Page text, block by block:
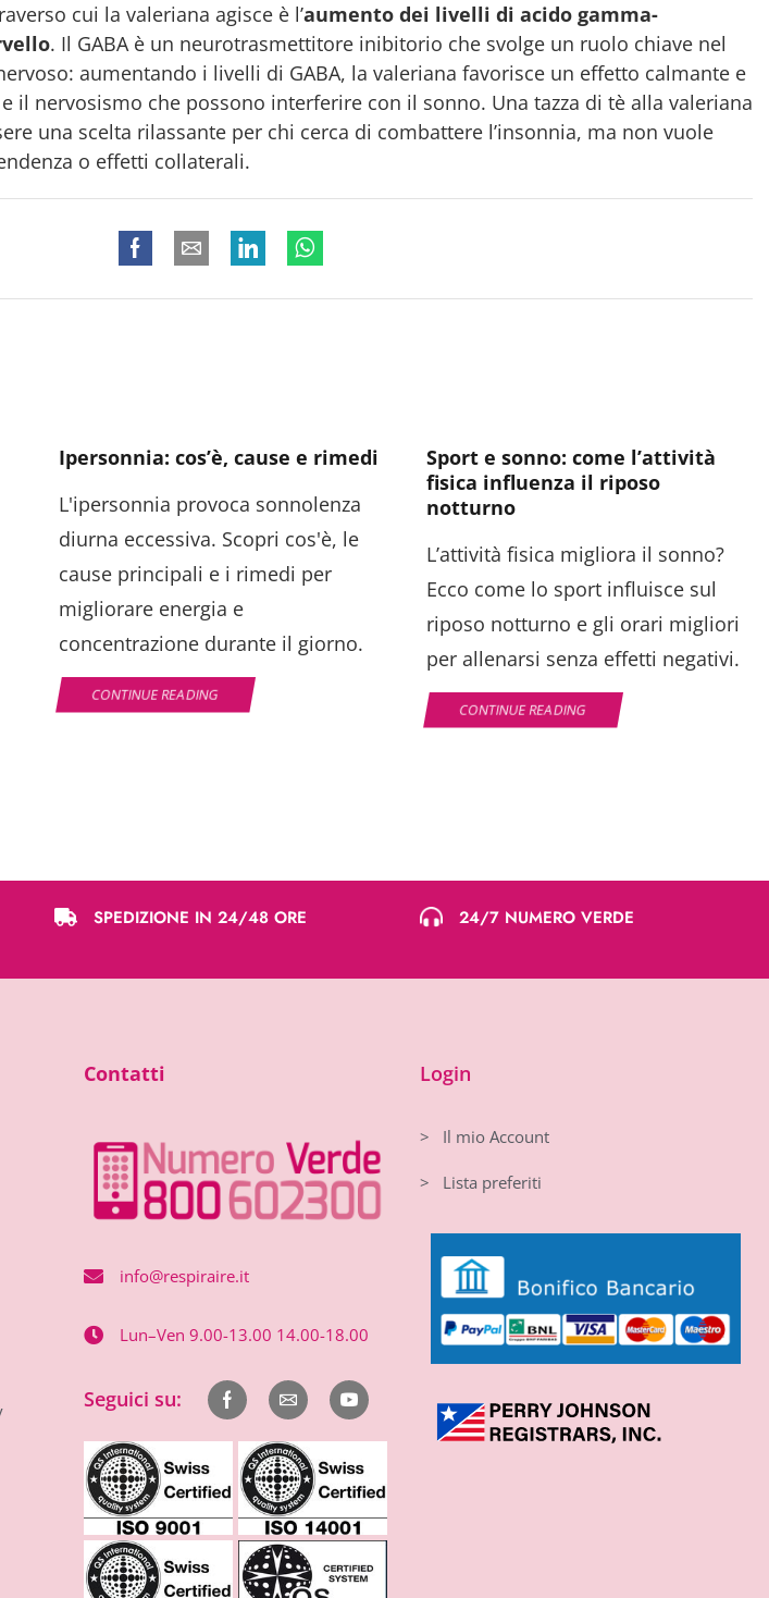
cui la valeriana agisce è l’aumento dei livelli di acido gamma-
. Il GABA è un neurotrasmettitore inibitorio che svolge un ruolo chiave nel
aumentando i livelli di GABA, la valeriana favorisce un effetto calmante e
il nervosismo che possono interferire con il sonno. Una tazza di tè alla valeriana
una scelta rilassante per chi cerca di combattere l’insonnia, ma non vuole
o effetti collaterali.
Ipersonnia: cos’è, cause e rimedi
L'ipersonnia provoca sonnolenza
diurna eccessiva. Scopri cos'è, le
cause principali e i rimedi per
migliorare energia e
concentrazione durante il giorno.
CONTINUE READING
Sport e sonno: come l’attività
fisica influenza il riposo
notturno
L’attività fisica migliora il sonno?
Ecco come lo sport influisce sul
riposo notturno e gli orari migliori
per allenarsi senza effetti negativi.
CONTINUE READING
SPEDIZIONE IN 24/48 ORE 24/7 NUMERO VERDE
Contatti
info@respiraire.it
Lun–Ven 9.00-13.00 14.00-18.00
Seguici su:
Login
> Il mio Account
> Lista preferiti